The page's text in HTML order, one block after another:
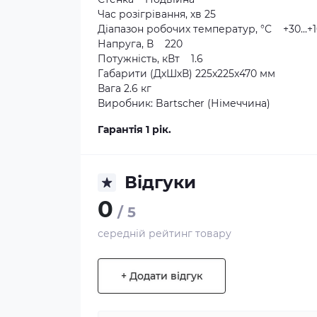
Час розігрівання, хв 25
Діапазон робочих температур, °C
Напруга, В 220
Потужність, кВт 1.6
Габарити (ДхШхВ) 225x225x470 мм
Вага 2.6 кг
Виробник: Bartscher (Німеччина)
Гарантія 1 рік.
Відгуки
0 / 5
середній рейтинг товару
+ Додати відгук